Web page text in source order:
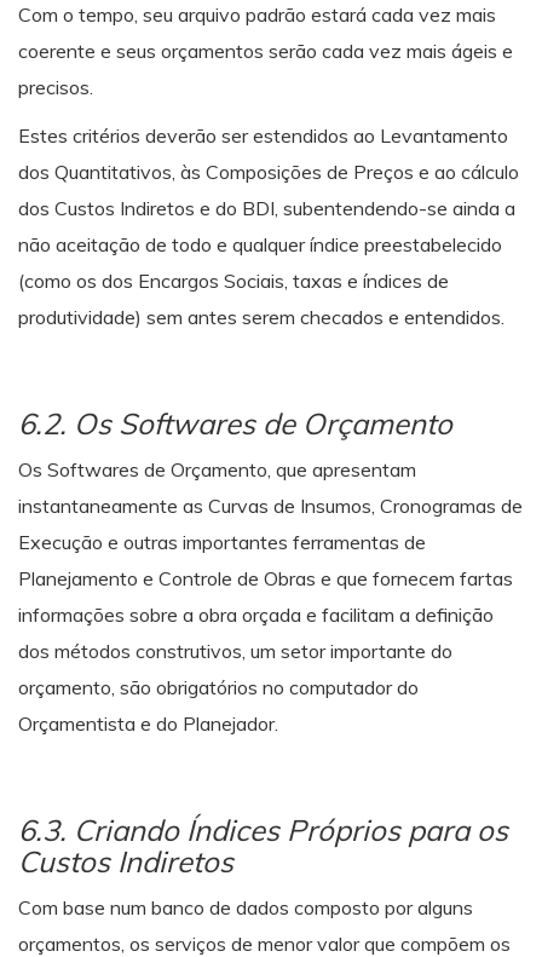
Com o tempo, seu arquivo padrão estará cada vez mais
coerente e seus orçamentos serão cada vez mais ágeis e
precisos.
Estes critérios deverão ser estendidos ao Levantamento
dos Quantitativos, às Composições de Preços e ao cálculo
dos Custos Indiretos e do BDI, subentendendo-se ainda a
não aceitação de todo e qualquer índice preestabelecido
(como os dos Encargos Sociais, taxas e índices de
produtividade) sem antes serem checados e entendidos.
6.2. Os Softwares de Orçamento
Os Softwares de Orçamento, que apresentam
instantaneamente as Curvas de Insumos, Cronogramas de
Execução e outras importantes ferramentas de
Planejamento e Controle de Obras e que fornecem fartas
informações sobre a obra orçada e facilitam a definição
dos métodos construtivos, um setor importante do
orçamento, são obrigatórios no computador do
Orçamentista e do Planejador.
6.3. Criando Índices Próprios para os
Custos Indiretos
Com base num banco de dados composto por alguns
orçamentos, os serviços de menor valor que compõem os